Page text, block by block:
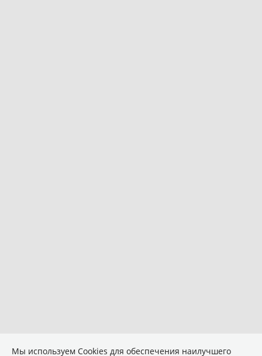
Мы используем Сookies для обеспечения наилучшего